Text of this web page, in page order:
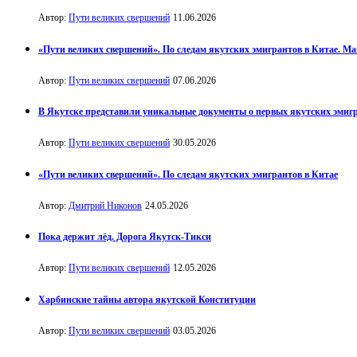
Автор: Пути великих свершений 11.06.2026
«Пути великих свершений». По следам якутских эмигрантов в Китае.
Автор: Пути великих свершений 07.06.2026
В Якутске представили уникальные документы о первых якутских
Автор: Пути великих свершений 30.05.2026
«Пути великих свершений». По следам якутских эмигрантов в Китае
Автор: Дмитрий Никонов 24.05.2026
Пока держит лёд. Дорога Якутск-Тикси
Автор: Пути великих свершений 12.05.2026
Харбинские тайны автора якутской Конституции
Автор: Пути великих свершений 03.05.2026